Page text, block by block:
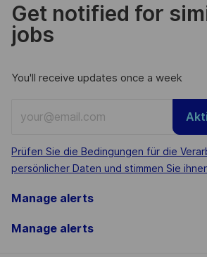
Get notified for
jobs
You'll receive updates once a week
Email
address
(Required)
Required
Prüfen Sie die Bedingungen für die
persönlicher Daten und stimmen Sie
Manage alerts
Manage alerts